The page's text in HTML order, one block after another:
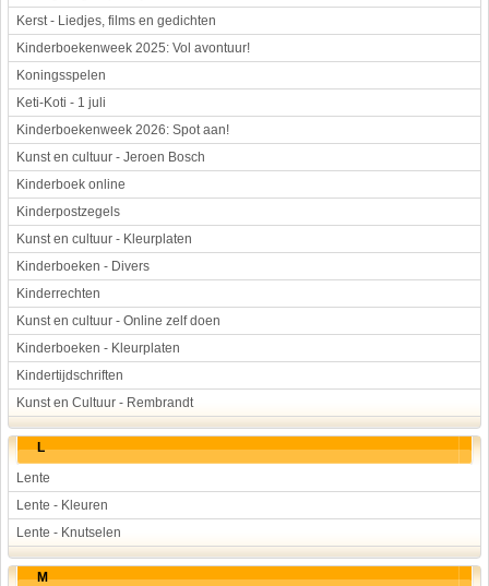
Kerst - Liedjes, films en gedichten
Kinderboekenweek 2025: Vol avontuur!
Koningsspelen
Keti-Koti - 1 juli
Kinderboekenweek 2026: Spot aan!
Kunst en cultuur - Jeroen Bosch
Kinderboek online
Kinderpostzegels
Kunst en cultuur - Kleurplaten
Kinderboeken - Divers
Kinderrechten
Kunst en cultuur - Online zelf doen
Kinderboeken - Kleurplaten
Kindertijdschriften
Kunst en Cultuur - Rembrandt
L
Lente
Lente - Kleuren
Lente - Knutselen
M